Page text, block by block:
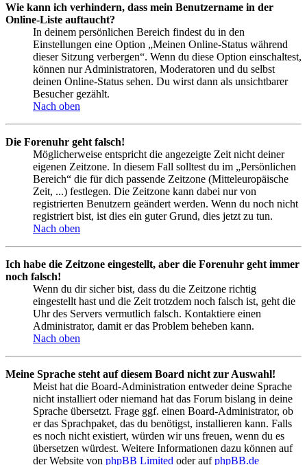
Wie kann ich verhindern, dass mein Benutzername in der
Online-Liste auftaucht?
In deinem persönlichen Bereich findest du in den
Einstellungen eine Option „Meinen Online-Status während
dieser Sitzung verbergen“. Wenn du diese Option einschaltest,
können nur Administratoren, Moderatoren und du selbst
deinen Online-Status sehen. Du wirst dann als unsichtbarer
Besucher gezählt.
Nach oben
Die Forenuhr geht falsch!
Möglicherweise entspricht die angezeigte Zeit nicht deiner
eigenen Zeitzone. In diesem Fall solltest du im „Persönlichen
Bereich“ die für dich passende Zeitzone (Mitteleuropäische
Zeit, ...) festlegen. Die Zeitzone kann dabei nur von
registrierten Benutzern geändert werden. Wenn du noch nicht
registriert bist, ist dies ein guter Grund, dies jetzt zu tun.
Nach oben
Ich habe die Zeitzone eingestellt, aber die Forenuhr geht immer
noch falsch!
Wenn du dir sicher bist, dass du die Zeitzone richtig
eingestellt hast und die Zeit trotzdem noch falsch ist, geht die
Uhr des Servers vermutlich falsch. Kontaktiere einen
Administrator, damit er das Problem beheben kann.
Nach oben
Meine Sprache steht auf diesem Board nicht zur Auswahl!
Meist hat die Board-Administration entweder deine Sprache
nicht installiert oder niemand hat das Forum bislang in deine
Sprache übersetzt. Frage ggf. einen Board-Administrator, ob
er das Sprachpaket, das du benötigst, installieren kann. Falls
es noch nicht existiert, würden wir uns freuen, wenn du es
übersetzen würdest. Weitere Informationen dazu können auf
der Website von phpBB Limited oder aufphpBB.de